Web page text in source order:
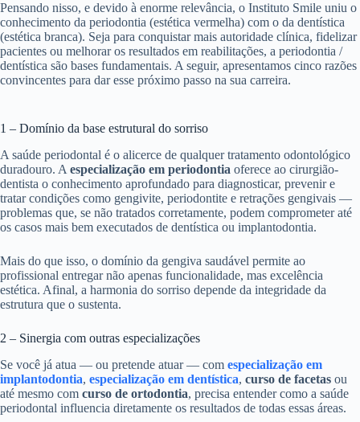
Pensando nisso, e devido à enorme relevância, o Instituto Smile uniu o
conhecimento da periodontia (estética vermelha) com o da dentística
(estética branca). Seja para conquistar mais autoridade clínica, fidelizar
pacientes ou melhorar os resultados em reabilitações, a periodontia /
dentística são bases fundamentais. A seguir, apresentamos cinco razões
convincentes para dar esse próximo passo na sua carreira.
1 – Domínio da base estrutural do sorriso
A saúde periodontal é o alicerce de qualquer tratamento odontológico
duradouro. A especialização em periodontia oferece ao cirurgião-
dentista o conhecimento aprofundado para diagnosticar, prevenir e
tratar condições como gengivite, periodontite e retrações gengivais —
problemas que, se não tratados corretamente, podem comprometer até
os casos mais bem executados de dentística ou implantodontia.
Mais do que isso, o domínio da gengiva saudável permite ao
profissional entregar não apenas funcionalidade, mas excelência
estética. Afinal, a harmonia do sorriso depende da integridade da
estrutura que o sustenta.
2 – Sinergia com outras especializações
Se você já atua — ou pretende atuar — com especialização em
implantodontia, especialização em dentística, curso de facetas ou
até mesmo com curso de ortodontia, precisa entender como a saúde
periodontal influencia diretamente os resultados de todas essas áreas.